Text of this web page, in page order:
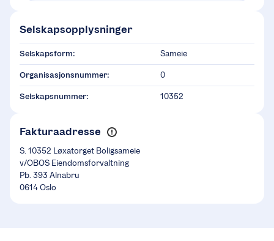
Selskapsopplysninger
Selskapsform: Sameie
Organisasjonsnummer: 0
Selskapsnummer: 10352
Fakturaadresse
S. 10352 Løxatorget Boligsameie
v/OBOS Eiendomsforvaltning
Pb. 393 Alnabru
0614 Oslo